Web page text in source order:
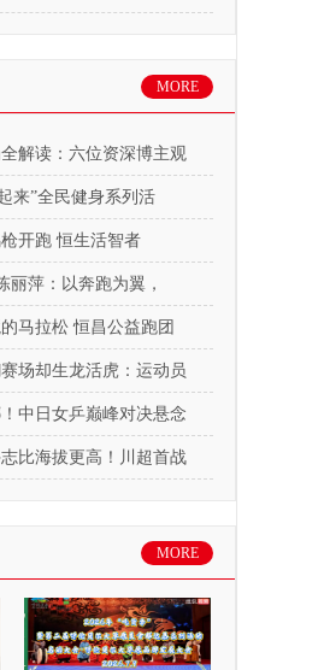
MORE
解读：六位资深博主观
来”全民健身系列活
开跑 恒生活智者
丽萍：以奔跑为翼，
马拉松 恒昌公益跑团
场却生龙活虎：运动员
中日女乒巅峰对决悬念
比海拔更高！川超首战
MORE